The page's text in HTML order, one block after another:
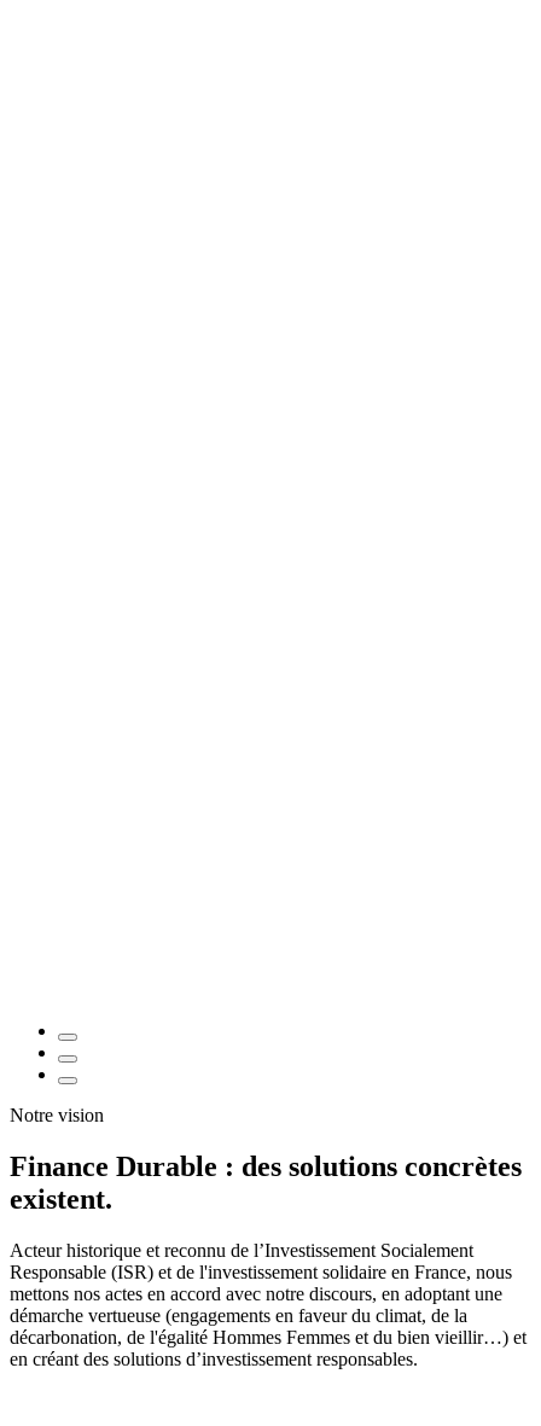
Notre vision
Finance Durable : des solutions concrètes
existent.
Acteur historique et reconnu de l’Investissement Socialement
Responsable (ISR) et de l'investissement solidaire en France, nous
mettons nos actes en accord avec notre discours, en adoptant une
démarche vertueuse (engagements en faveur du climat, de la
décarbonation, de l'égalité Hommes Femmes et du bien vieillir…) et
en créant des solutions d’investissement responsables.